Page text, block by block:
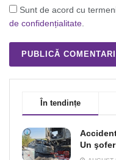
Sunt de acord cu
de confidențialitate
În tendințe
Un